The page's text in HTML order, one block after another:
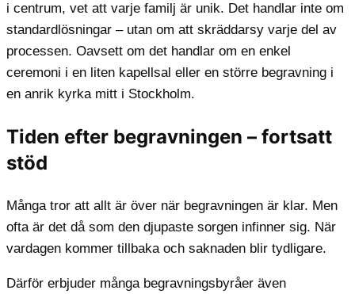
i centrum, vet att varje familj är unik. Det handlar inte om
standardlösningar – utan om att skräddarsy varje del av
processen. Oavsett om det handlar om en enkel
ceremoni i en liten kapellsal eller en större begravning i
en anrik kyrka mitt i Stockholm.
Tiden efter begravningen – fortsatt
stöd
Många tror att allt är över när begravningen är klar. Men
ofta är det då som den djupaste sorgen infinner sig. När
vardagen kommer tillbaka och saknaden blir tydligare.
Därför erbjuder många begravningsbyråer även